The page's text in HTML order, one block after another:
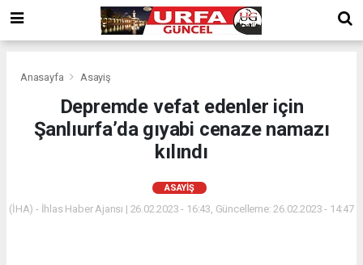
Anasayfa Asayiş
Depremde vefat edenler için
Şanlıurfa’da gıyabi cenaze namazı
kılındı
ASAYIŞ
(İHA) - İhlas Haber Ajansı | 26.02.2023 - 16:43, Güncelleme: 26.02.2023 - 14:47